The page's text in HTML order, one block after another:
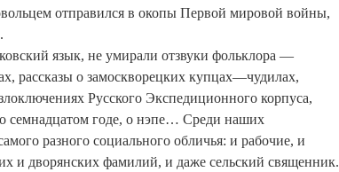
отправился в окопы Первой мировой войны,
язык, не умирали отзвуки фольклора —
рассказы о замоскворецких купцах—чудилах,
Русского Экспедиционного корпуса,
семнадцатом годе, о нэпе… Среди наших
разного социального обличья: и рабочие, и
и дворянских фамилий, и даже сельский священник.